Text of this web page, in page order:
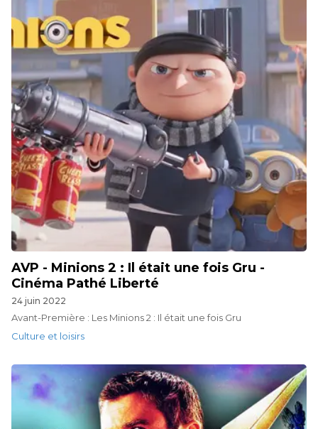
AVP - Minions 2 : Il était une fois Gru -
Cinéma Pathé Liberté
24 juin 2022
Avant-Première : Les Minions 2 : Il était une fois Gru
Culture et loisirs